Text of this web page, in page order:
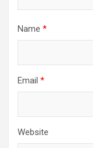
Name *
Email *
Website